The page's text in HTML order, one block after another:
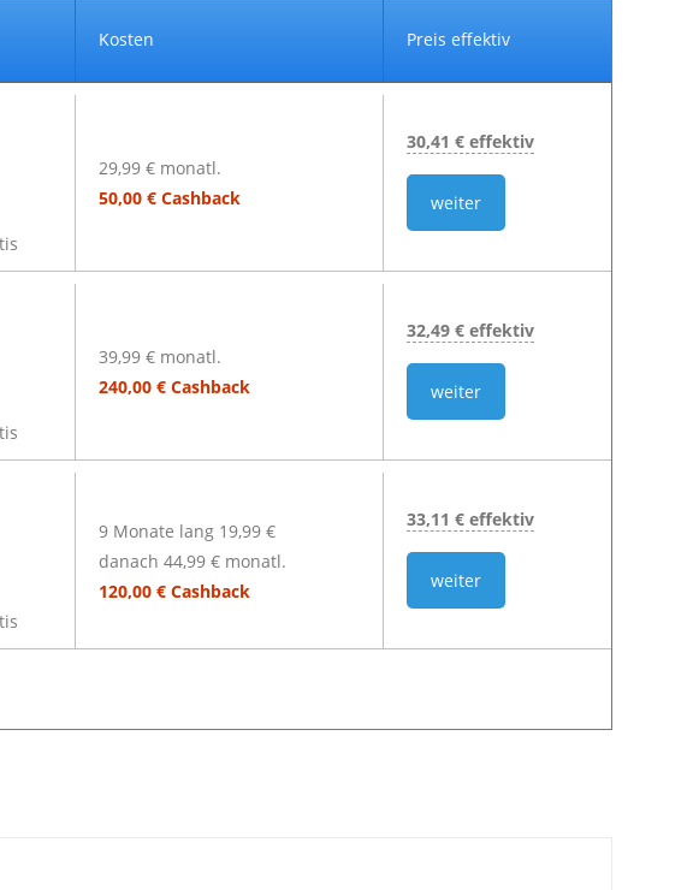
Kosten Preis effektiv
29,99 € monatl.
50,00 € Cashback
30,41 € effektiv
weiter
39,99 € monatl.
240,00 € Cashback
32,49 € effektiv
weiter
9 Monate lang 19,99 €
danach 44,99 € monatl.
120,00 € Cashback
33,11 € effektiv
weiter